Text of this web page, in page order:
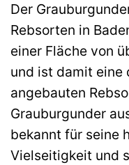
Der
Rebsorten in
einer Fläche von
und ist damit eine
angebauten
Grauburgunder
bekannt für seine
Vielseitigkeit und